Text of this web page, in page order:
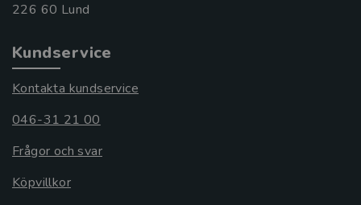
Kundservice
Kontakta kundservice
046-31 21 00
Frågor och svar
Köpvillkor